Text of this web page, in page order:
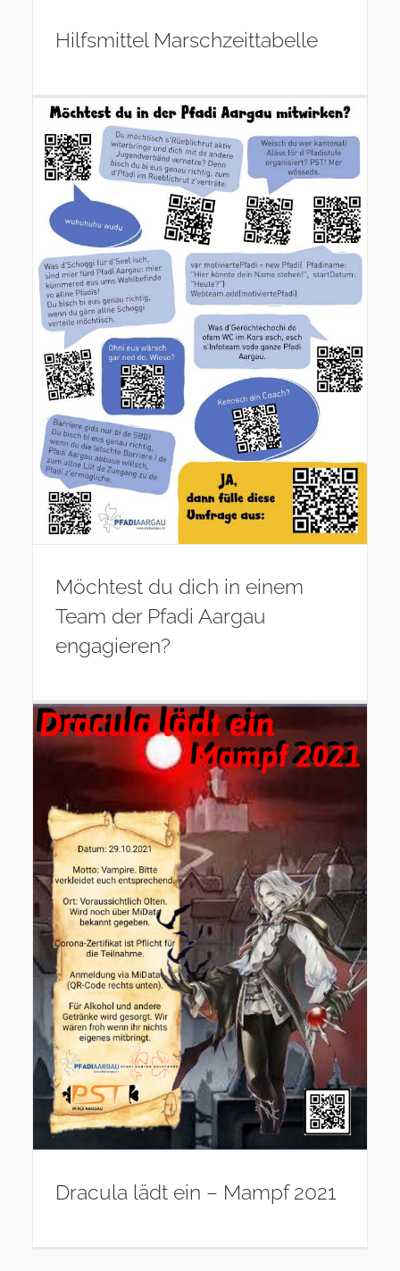
Hilfsmittel Marschzeittabelle
Möchtest du dich in einem
Team der Pfadi Aargau
engagieren?
Dracula lädt ein – Mampf 2021